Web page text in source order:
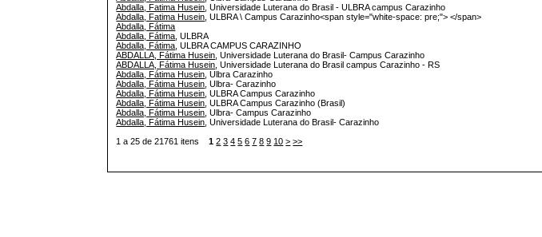
Abdalla, Fatima Husein , Universidade Luterana do Brasil - ULBRA campus Carazinho
Abdalla, Fatima Husein , ULBRA \ Campus Carazinho<span style="white-space: pre;"> </span>
Abdalla, Fátima
Abdalla, Fátima , ULBRA
Abdalla, Fátima , ULBRA CAMPUS CARAZINHO
ABDALLA, Fátima Husein , Universidade Luterana do Brasil- Campus Carazinho
ABDALLA, Fátima Husein , Universidade Luterana do Brasil campus Carazinho - RS
Abdalla, Fátima Husein , Ulbra Carazinho
Abdalla, Fátima Husein , Ulbra- Carazinho
Abdalla, Fátima Husein , ULBRA Campus Carazinho
Abdalla, Fátima Husein , ULBRA Campus Carazinho (Brasil)
Abdalla, Fátima Husein , Ulbra- Campus Carazinho
Abdalla, Fátima Husein , Universidade Luterana do Brasil- Carazinho
1 a 25 de 21761 itens1 2 3 4 5 6 7 8 9 10 > >>